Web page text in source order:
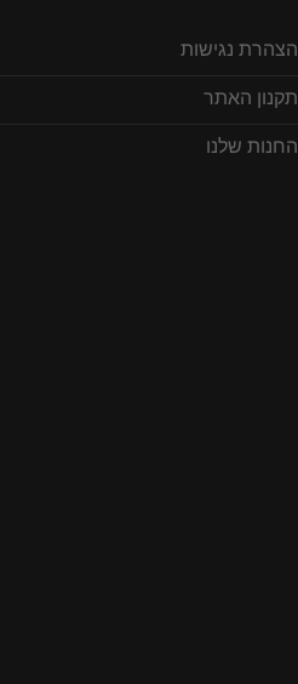
הצהרת נגישות
תקנון האתר
החנות שלנו